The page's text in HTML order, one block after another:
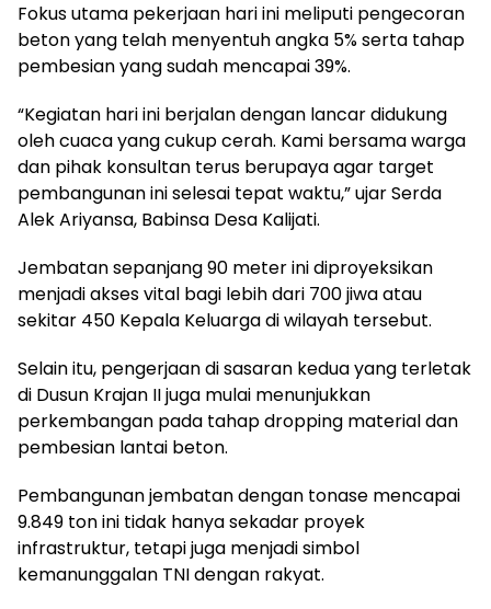
Fokus utama pekerjaan hari ini meliputi pengecoran
beton yang telah menyentuh angka 5% serta tahap
pembesian yang sudah mencapai 39%.
“Kegiatan hari ini berjalan dengan lancar didukung
oleh cuaca yang cukup cerah. Kami bersama warga
dan pihak konsultan terus berupaya agar target
pembangunan ini selesai tepat waktu,” ujar Serda
Alek Ariyansa, Babinsa Desa Kalijati.
Jembatan sepanjang 90 meter ini diproyeksikan
menjadi akses vital bagi lebih dari 700 jiwa atau
sekitar 450 Kepala Keluarga di wilayah tersebut.
Selain itu, pengerjaan di sasaran kedua yang terletak
di Dusun Krajan II juga mulai menunjukkan
perkembangan pada tahap dropping material dan
pembesian lantai beton.
Pembangunan jembatan dengan tonase mencapai
9.849 ton ini tidak hanya sekadar proyek
infrastruktur, tetapi juga menjadi simbol
kemanunggalan TNI dengan rakyat.